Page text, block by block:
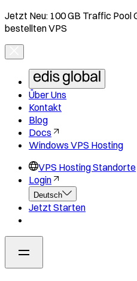
Jetzt Neu: 100 GB Traffic Pool
bestellten VPS
Über Uns
Kontakt
Blog
Docs
Windows VPS Hosting
VPS Hosting Standorte
Login
Deutsch
Jetzt Starten